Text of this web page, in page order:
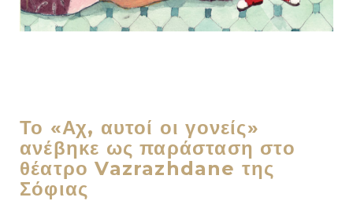
Το «Αχ, αυτοί οι γονείς»
ανέβηκε ως παράσταση στο
θέατρο Vazrazhdane της
Σόφιας